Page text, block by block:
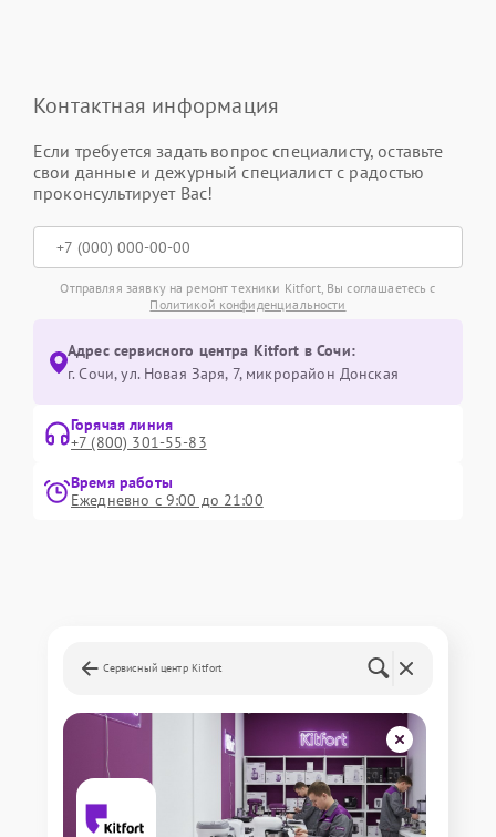
Контактная информация
Если требуется задать вопрос специалисту, оставьте
свои данные и дежурный специалист с радостью
проконсультирует Вас!
Отправляя заявку на ремонт техники Kitfort, Вы соглашаетесь с
Политикой конфиденциальности
Адрес сервисного центра Kitfort в Сочи:
г. Сочи, ул. Новая Заря, 7, микрорайон Донская
Горячая линия
+7 (800) 301-55-83
Время работы
Ежедневно с 9:00 до 21:00
Сервисный центр Kitfort